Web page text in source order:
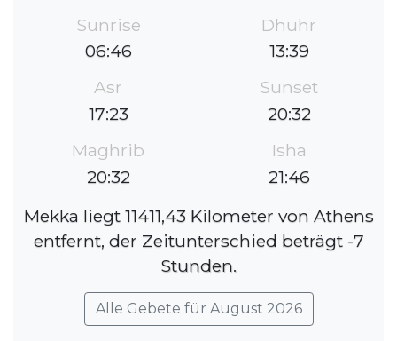
Sunrise
06:46
Dhuhr
13:39
Asr
17:23
Sunset
20:32
Maghrib
20:32
Isha
21:46
Mekka liegt 11411,43 Kilometer von Athens
entfernt, der Zeitunterschied beträgt -7
Stunden.
Alle Gebete für August 2026